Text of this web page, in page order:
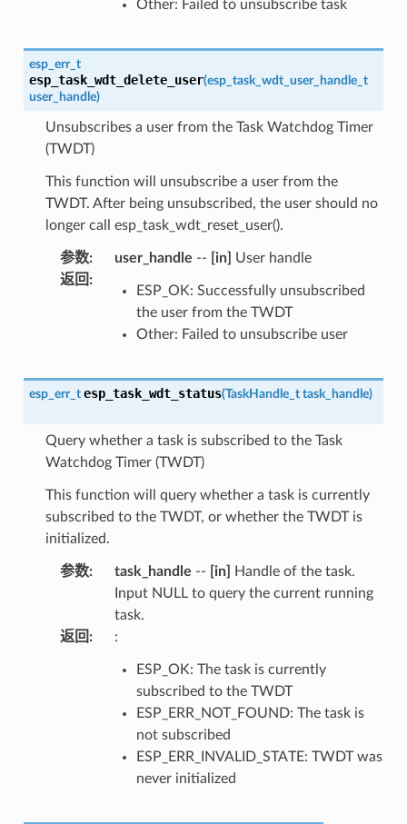
Other: Failed to unsubscribe task
esp_err_t
esp_task_wdt_delete_user(esp_task_wdt_user_handle_t
user_handle)
Unsubscribes a user from the Task Watchdog Timer
(TWDT)
This function will unsubscribe a user from the
TWDT. After being unsubscribed, the user should no
longer call esp_task_wdt_reset_user().
参数: user_handle -- [in]
User handle
返回 :
ESP_OK: Successfully unsubscribed
the user from the TWDT
Other: Failed to unsubscribe user
esp_err_t esp_task_wdt_status(TaskHandle_t task_handle)
Query whether a task is subscribed to the Task
Watchdog Timer (TWDT)
This function will query whether a task is currently
subscribed to the TWDT, or whether the TWDT is
initialized.
参数: task_handle -- [in]
Handle of the task.
Input NULL to query the current running
task.
返回 : :
ESP_OK: The task is currently
subscribed to the TWDT
ESP_ERR_NOT_FOUND: The task is
not subscribed
ESP_ERR_INVALID_STATE: TWDT was
never initialized